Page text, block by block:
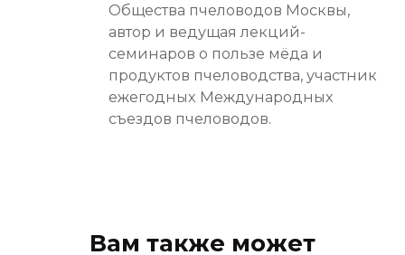
Общества пчеловодов Москвы,
автор и ведущая лекций-
семинаров о пользе мёда и
продуктов пчеловодства, участник
ежегодных Международных
съездов пчеловодов.
Вам также может